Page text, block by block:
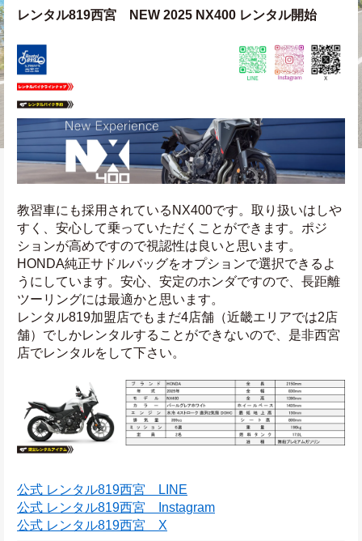
レンタル819西宮　NEW 2025 NX400 レンタル開始
教習車にも採用されているNX400です。取り扱いはしや
すく、安心して乗っていただくことができます。ポジ
ションが高めですので視認性は良いと思います。
HONDA純正サドルバッグをオプションで選択できるよ
うにしています。安心、安定のホンダですので、長距離
ツーリングには最適かと思います。
レンタル819加盟店でもまだ4店舗（近畿エリアでは2店
舗）でしかレンタルすることができないので、是非西宮
店でレンタルをして下さい。
公式 レンタル819西宮　LINE
公式 レンタル819西宮　Instagram
公式 レンタル819西宮　X